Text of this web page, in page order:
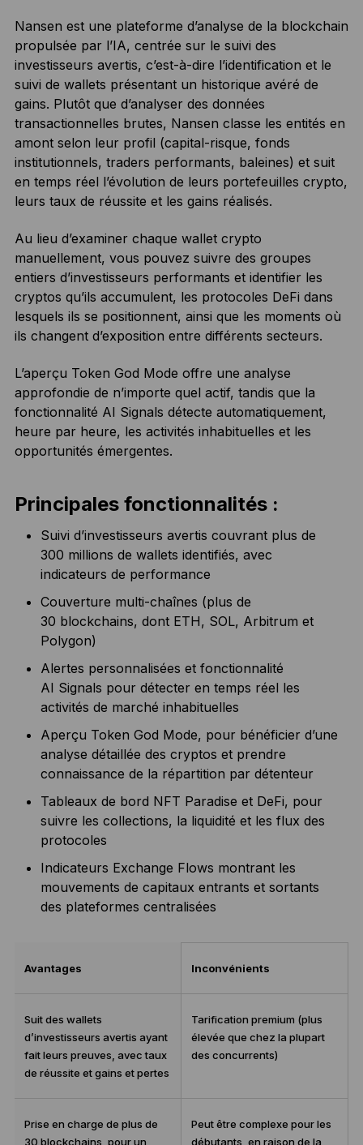
Nansen est une plateforme d’analyse de la blockchain
propulsée par l’IA, centrée sur le suivi des
investisseurs avertis, c’est-à-dire l’identification et le
suivi de wallets présentant un historique avéré de
gains. Plutôt que d’analyser des données
transactionnelles brutes, Nansen classe les entités en
amont selon leur profil (capital-risque, fonds
institutionnels, traders performants, baleines) et suit
en temps réel l’évolution de leurs portefeuilles crypto,
leurs taux de réussite et les gains réalisés.
Au lieu d’examiner chaque wallet crypto
manuellement, vous pouvez suivre des groupes
entiers d’investisseurs performants et identifier les
cryptos qu’ils accumulent, les protocoles DeFi dans
lesquels ils se positionnent, ainsi que les moments où
ils changent d’exposition entre différents secteurs.
L’aperçu Token God Mode offre une analyse
approfondie de n’importe quel actif, tandis que la
fonctionnalité AI Signals détecte automatiquement,
heure par heure, les activités inhabituelles et les
opportunités émergentes.
Principales fonctionnalités :
Suivi d’investisseurs avertis couvrant plus de
300 millions de wallets identifiés, avec
indicateurs de performance
Couverture multi-chaînes (plus de
30 blockchains, dont ETH, SOL, Arbitrum et
Polygon)
Alertes personnalisées et fonctionnalité
AI Signals pour détecter en temps réel les
activités de marché inhabituelles
Aperçu Token God Mode, pour bénéficier d’une
analyse détaillée des cryptos et prendre
connaissance de la répartition par détenteur
Tableaux de bord NFT Paradise et DeFi, pour
suivre les collections, la liquidité et les flux des
protocoles
Indicateurs Exchange Flows montrant les
mouvements de capitaux entrants et sortants
des plateformes centralisées
Avantages Inconvénients
Suit des wallets
d’investisseurs avertis ayant
fait leurs preuves, avec taux
de réussite et gains et pertes
Tarification premium (plus
élevée que chez la plupart
des concurrents)
Prise en charge de plus de
30 blockchains, pour un
Peut être complexe pour les
débutants, en raison de la